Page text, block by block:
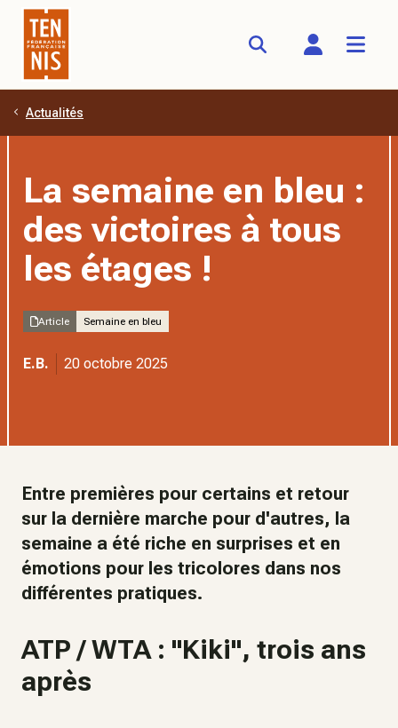
Aller au contenu principal
Actualités
La semaine en bleu :
des victoires à tous
les étages !
Article Semaine en bleu
E.B. 20 octobre 2025
Entre premières pour certains et retour
sur la dernière marche pour d'autres, la
semaine a été riche en surprises et en
émotions pour les tricolores dans nos
différentes pratiques.
ATP / WTA : "Kiki", trois ans
après